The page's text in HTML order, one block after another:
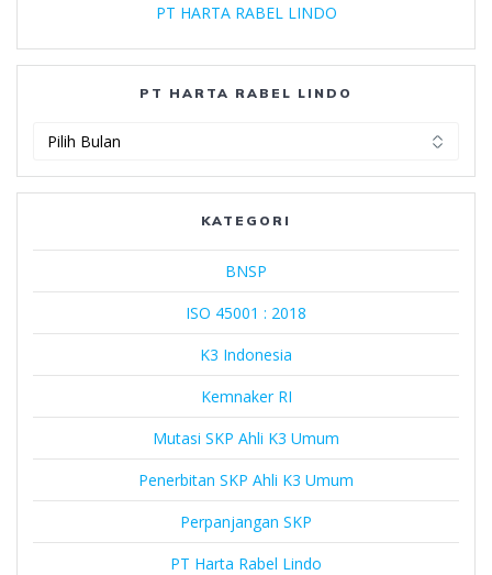
PT HARTA RABEL LINDO
PT HARTA RABEL LINDO
Rabel
Lindo
KATEGORI
BNSP
ISO 45001 : 2018
K3 Indonesia
Kemnaker RI
Mutasi SKP Ahli K3 Umum
Penerbitan SKP Ahli K3 Umum
Perpanjangan SKP
PT Harta Rabel Lindo